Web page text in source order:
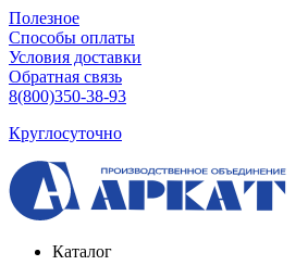
Полезное
Способы оплаты
Условия доставки
Обратная связь
8(800)350-38-93
Круглосуточно
Каталог